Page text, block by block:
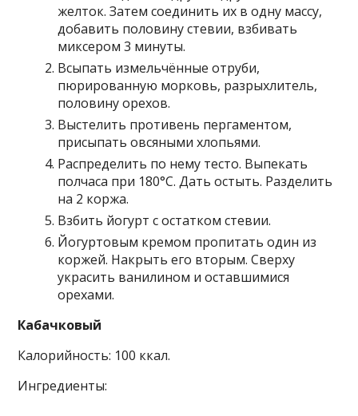
желток. Затем соединить их в одну массу,
добавить половину стевии, взбивать
миксером 3 минуты.
Всыпать измельчённые отруби,
пюрированную морковь, разрыхлитель,
половину орехов.
Выстелить противень пергаментом,
присыпать овсяными хлопьями.
Распределить по нему тесто. Выпекать
полчаса при 180°С. Дать остыть. Разделить
на 2 коржа.
Взбить йогурт с остатком стевии.
Йогуртовым кремом пропитать один из
коржей. Накрыть его вторым. Сверху
украсить ванилином и оставшимися
орехами.
Кабачковый
Калорийность: 100 ккал.
Ингредиенты: